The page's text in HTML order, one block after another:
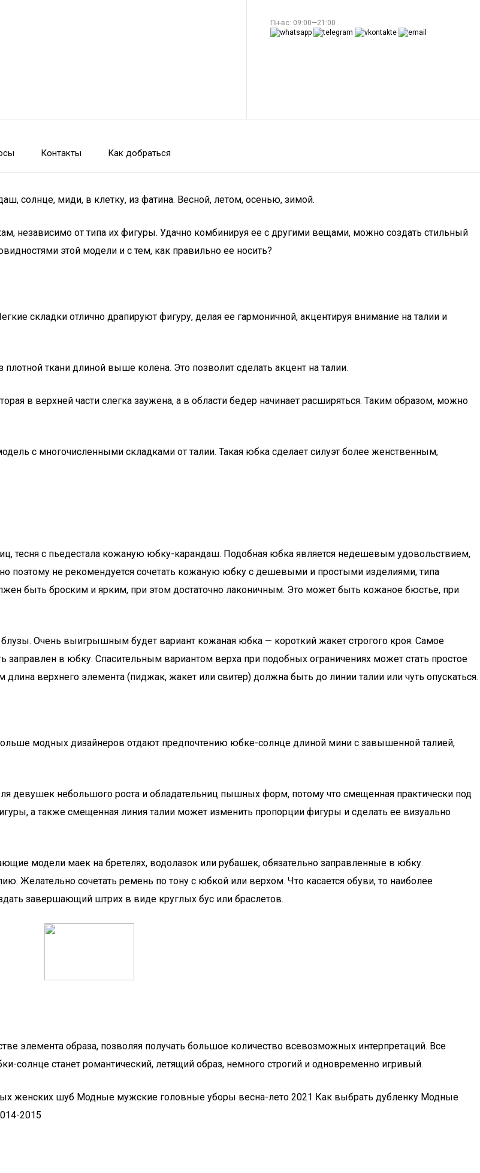
Пн-вс: 09:00—21:00
Контакты Как добраться
солнце, миди, в клетку, из фатина. Весной, летом, осенью, зимой.
независимо от типа их фигуры. Удачно комбинируя ее с другими вещами, можно создать стильный
этой модели и с тем, как правильно ее носить?
складки отлично драпируют фигуру, делая ее гармоничной, акцентируя внимание на талии и
ткани длиной выше колена. Это позволит сделать акцент на талии.
в верхней части слегка заужена, а в области бедер начинает расширяться. Таким образом, можно
с многочисленными складками от талии. Такая юбка сделает силуэт более женственным,
тесня с пьедестала кожаную юбку-карандаш. Подобная юбка является недешевым удовольствием,
поэтому не рекомендуется сочетать кожаную юбку с дешевыми и простыми изделиями, типа
быть броским и ярким, при этом достаточно лаконичным. Это может быть кожаное бюстье, при
Очень выигрышным будет вариант кожаная юбка — короткий жакет строгого кроя. Самое
в юбку. Спасительным вариантом верха при подобных ограничениях может стать простое
верхнего элемента (пиджак, жакет или свитер) должна быть до линии талии или чуть опускаться.
модных дизайнеров отдают предпочтению юбке-солнце длиной мини с завышенной талией,
девушек небольшого роста и обладательниц пышных форм, потому что смещенная практически под
а также смещенная линия талии может изменить пропорции фигуры и сделать ее визуально
модели маек на бретелях, водолазок или рубашек, обязательно заправленные в юбку.
Желательно сочетать ремень по тону с юбкой или верхом. Что касается обуви, то наиболее
завершающий штрих в виде круглых бус или браслетов.
элемента образа, позволяя получать большое количество всевозможных интерпретаций. Все
солнце станет романтический, летящий образ, немного строгий и одновременно игривый.
женских шуб Модные мужские головные уборы весна-лето 2021 Как выбрать дубленку Модные
2015